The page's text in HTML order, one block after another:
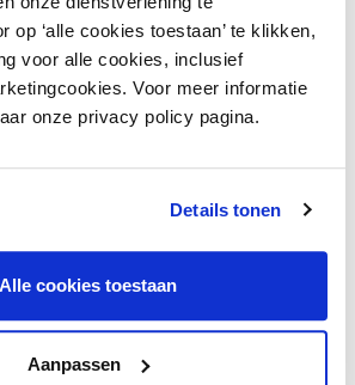
op ‘alle cookies toestaan’ te klikken,
voor alle cookies, inclusief
Voor meer informatie
onze privacy policy pagina.
Details tonen
Alle cookies toestaan
Aanpassen
Laad meer